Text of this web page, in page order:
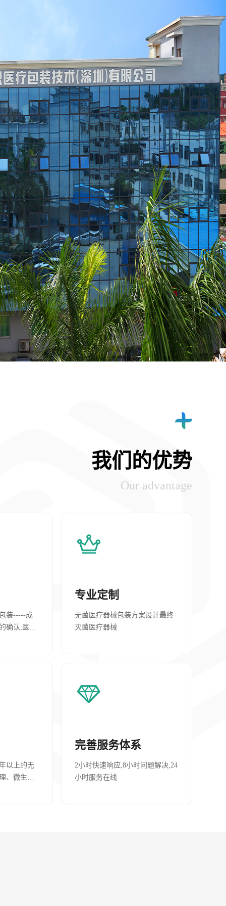
我们的优势
Our advantage
装-----成
确认;医疗
专业定制
无菌医疗器械包装方案设计最终
灭菌医疗器械02
以上的无
、微生物
完善服务体系
2小时快速响应,8小时问题解决,24
小时服务在线04